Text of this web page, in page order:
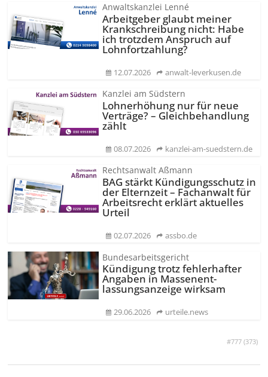
#777 (373)
Anwaltskanzlei Lenné
Arbeitgeber glaubt meiner
Krankschreibung nicht: Habe
ich trotzdem Anspruch auf
Lohnfortzahlung?
12.07.2026 anwalt-leverkusen.de
Kanzlei am Südstern
Lohnerhöhung nur für neue
Verträge? – Gleichbehandlung
zählt
08.07.2026 kanzlei-am-suedstern.de
Rechtsanwalt Aßmann
BAG stärkt Kündigungsschutz in
der Elternzeit – Fachanwalt für
Arbeitsrecht erklärt aktuelles
Urteil
02.07.2026 assbo.de
Bundesarbeitsgericht
Kündigung trotz fehlerhafter
Angaben in Massenent­
lassungsanzeige wirksam
29.06.2026 urteile.news